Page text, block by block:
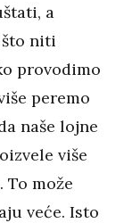
a
niti
provodimo
peremo
naše lojne
više
može
veće. Isto